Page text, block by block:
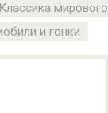
Классика мирового
и гонки